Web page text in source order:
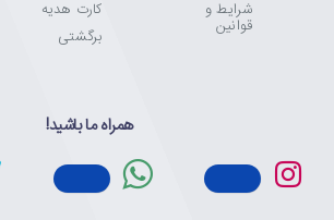
شرایط و
قوانین
کارت هدیه
برگشتی
همراه ما باشید!